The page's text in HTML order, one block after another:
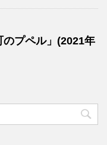
プペル」(2021年